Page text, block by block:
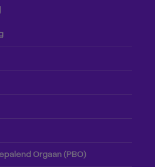
Orgaan (PBO)